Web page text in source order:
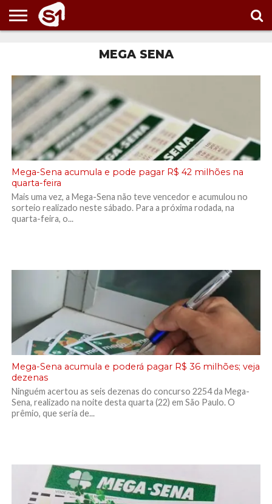
MEGA SENA
Mega-Sena acumula e pode pagar R$ 42 milhões na
quarta-feira
Mais uma vez, a Mega-Sena não teve vencedor e acumulou no
sorteio realizado neste sábado. Para a próxima rodada, na
quarta-feira, o...
Mega-Sena acumula e poderá pagar R$ 36 milhões; veja
dezenas
Ninguém acertou as seis dezenas do concurso 2254 da Mega-
Sena, realizado na noite desta quarta (22) em São Paulo. O
prêmio, que seria de...